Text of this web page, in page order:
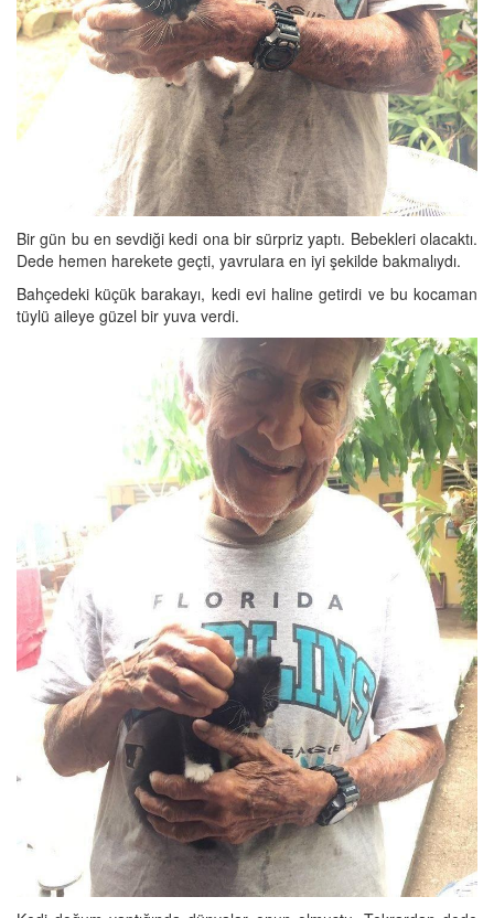
Bir gün bu en sevdiği kedi ona bir sürpriz yaptı. Bebekleri olacaktı.
Dede hemen harekete geçti, yavrulara en iyi şekilde bakmalıydı.
Bahçedeki küçük barakayı, kedi evi haline getirdi ve bu kocaman
tüylü aileye güzel bir yuva verdi.